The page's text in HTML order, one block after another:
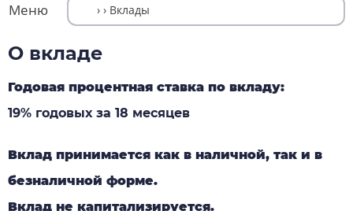
Меню
О вкладе
Годовая процентная ставка по вкладу:
19% годовых за 18 месяцев
Вклад принимается как в наличной, так и в
безналичной форме.
Вклад не капитализируется.